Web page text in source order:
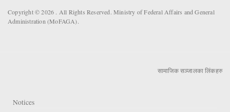
Copyright © 2026 . All Rights Reserved. Ministry of Federal Affairs and General
Administration (MoFAGA).
सामाजिक सञ्जालका लिंकहरु
Notices